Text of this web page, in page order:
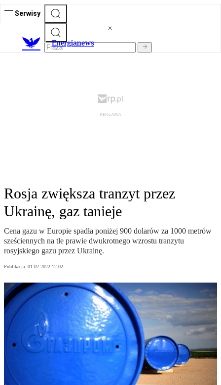
Serwisy
Energianews
Rosja zwiększa tranzyt przez
Ukrainę, gaz tanieje
Cena gazu w Europie spadła poniżej 900 dolarów za 1000 metrów
sześciennych na tle prawie dwukrotnego wzrostu tranzytu
rosyjskiego gazu przez Ukrainę.
Publikacja: 01.02.2022 12:02